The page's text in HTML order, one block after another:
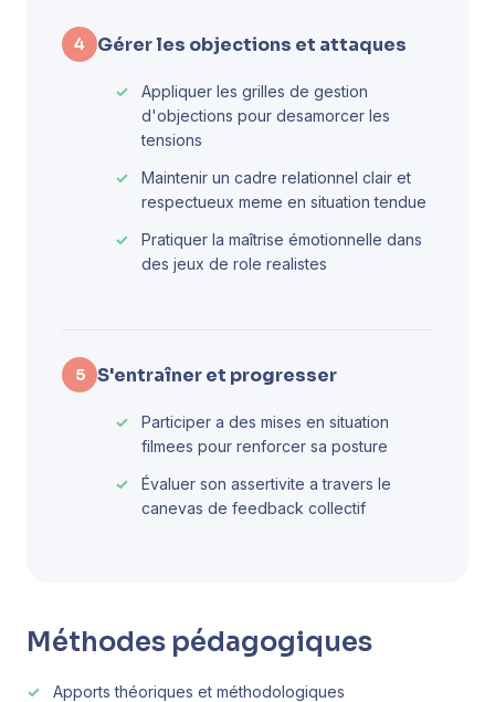
4 Gérer les objections et attaques
Appliquer les grilles de gestion
d'objections pour desamorcer les
tensions
Maintenir un cadre relationnel clair et
respectueux meme en situation tendue
Pratiquer la maîtrise émotionnelle dans
des jeux de role realistes
5 S'entraîner et progresser
Participer a des mises en situation
filmees pour renforcer sa posture
Évaluer son assertivite a travers le
canevas de feedback collectif
Méthodes pédagogiques
Apports théoriques et méthodologiques